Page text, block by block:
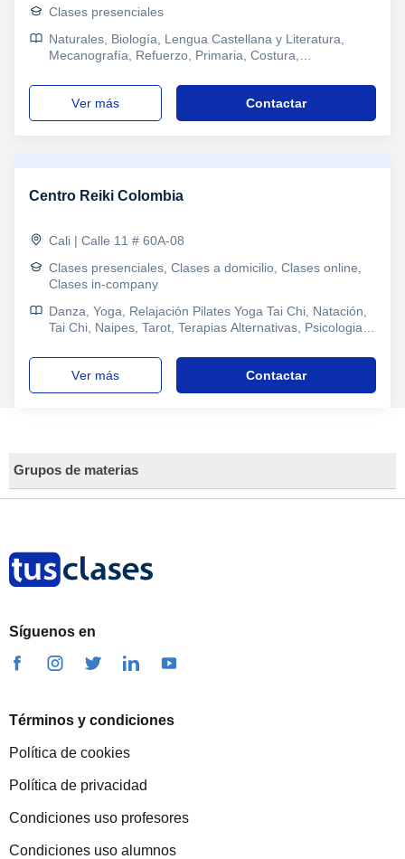
Clases presenciales
Naturales, Biología, Lengua Castellana y Literatura,
Mecanografía, Refuerzo, Primaria, Costura,
aprendizaje, Pedagogía, Orientación Profesional
ver más
Contactar
Centro Reiki Colombia
Cali | Calle 11 # 60A-08
Clases presenciales, Clases a domicilio, Clases online,
Clases in-company
Danza, Yoga, Relajación Pilates Yoga Tai Chi, Natación,
Tai Chi, Naipes, Tarot, Terapias Alternativas, Psicologia,
ver más Contactar
Grupos de materias
Síguenos en
Términos y condiciones
Política de cookies
Política de privacidad
Condiciones uso profesores
Condiciones uso alumnos